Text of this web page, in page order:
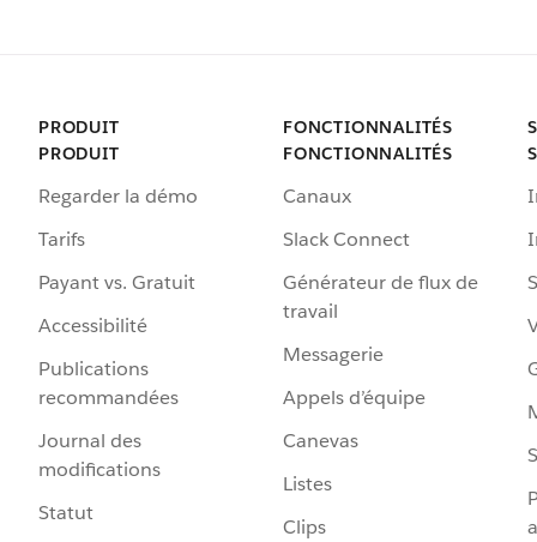
PRODUIT
PRODUIT
Regarder la démo
Tarifs
Payant vs. Gratuit
Accessibilité
Publications
recommandées
Journal des
modifications
Statut
FONCTIONNALITÉS
FONCTIONNALITÉS
Canaux
Slack Connect
Générateur de flux de
travail
Messagerie
Appels d’équipe
Canevas
Listes
Clips